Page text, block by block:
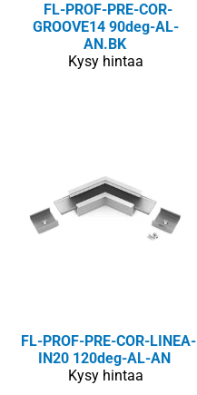
FL-PROF-PRE-COR-
GROOVE14 90deg-AL-
AN.BK
Kysy hintaa
FL-PROF-PRE-COR-LINEA-
IN20 120deg-AL-AN
Kysy hintaa